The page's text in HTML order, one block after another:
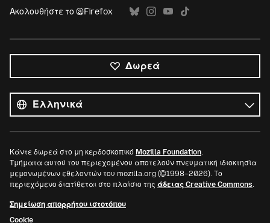
Ακολουθήστε το @Firefox
Δωρεά
οι
γλώσσες
Γλώσσα
Κάντε δωρεά στο μη κερδοσκοπικό Mozilla Foundation.
Τμήματα αυτού του περιεχομένου αποτελούν πνευματική ιδιοκτησία
μεμονωμένων εθελοντών του mozilla.org (©1998–2026). Το
περιεχόμενο διατίθεται στο πλαίσιο της άδειας Creative Commons.
Σημείωση απορρήτου ιστοτόπου
Cookie